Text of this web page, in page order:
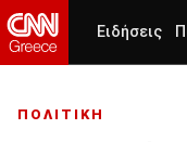
Ειδήσεις
ΠΟΛΙΤΙΚΗ